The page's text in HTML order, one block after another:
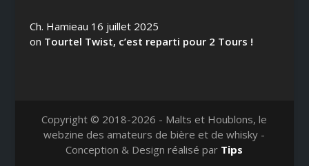
Ch. Hamieau 16 juillet 2025
on Tourtel Twist, c’est reparti pour 2 Tours !
Copyright © 2018-2026 - Malts et Houblons, le
webzine des amateurs de bière et de whisky -
Conception & Design réalisé par Tips